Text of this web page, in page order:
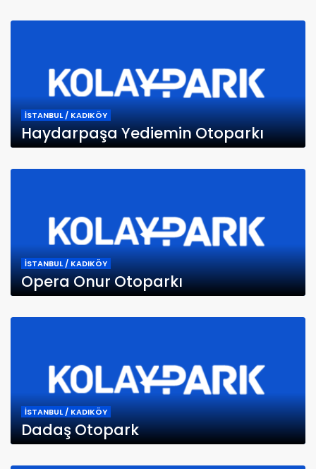
İSTANBUL / KADIKÖY
Haydarpaşa Yediemin Otoparkı
İSTANBUL / KADIKÖY
Opera Onur Otoparkı
İSTANBUL / KADIKÖY
Dadaş Otopark